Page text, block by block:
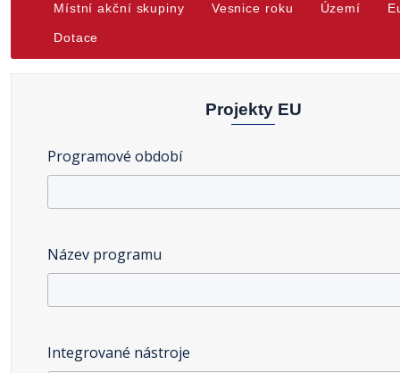
Místní akční skupiny Vesnice roku Území
Dotace
Projekty EU
Programové období
Název programu
Integrované nástroje